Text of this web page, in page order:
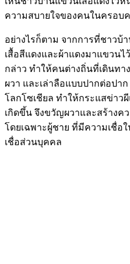
ความสบายใจของคนในครอบ
อย่างไรก็ตาม จากการที่ชาวบ้
เสื้อสีแดงและผ้าแดงมาแขวน
กล่าว ทำให้คนต่างถิ่นที่เดินทา
ผวา และเล่าลือแบบปากต่อปา
โลกโซเชียล ทำให้กระแสข่าว
เกิดขึ้น จึงขวัญผวาและสร้างค
โดยเฉพาะผู้ชาย ที่มีความเชื่อ
เชื่อส่วนบุคคล